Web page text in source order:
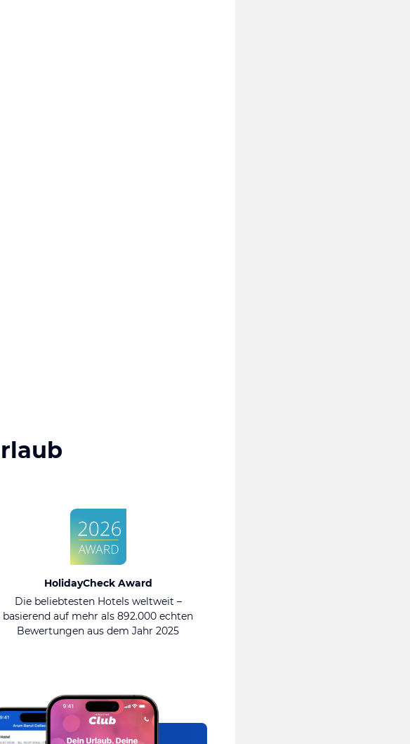
HolidayCheck Award
Die beliebtesten Hotels weltweit –
basierend auf mehr als 892.000 echten
Bewertungen aus dem Jahr 2025